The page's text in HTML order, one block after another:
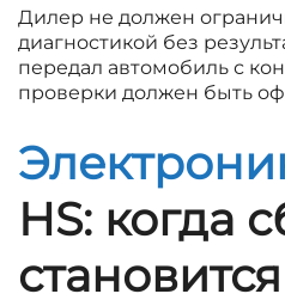
Дилер не должен
диагностикой без
передал автомобиль с
проверки должен быть
HS: когда
становится